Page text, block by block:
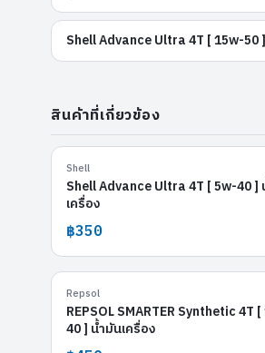
Shell Advance Ultra 4T [ 15w-50
สินค้าที่เกี่ยวข้อง
Shell
Shell Advance Ultra 4T [ 5w-40 ]
เครื่อง
฿350
REPSOL SMARTER Synthetic 4T [
Repsol
REPSOL SMARTER Synthetic 4T
40 ] น้ำมันเครื่อง